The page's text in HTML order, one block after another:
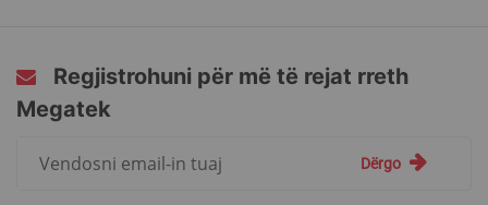
Regjistrohuni për më të rejat rreth
Megatek
Dërgo